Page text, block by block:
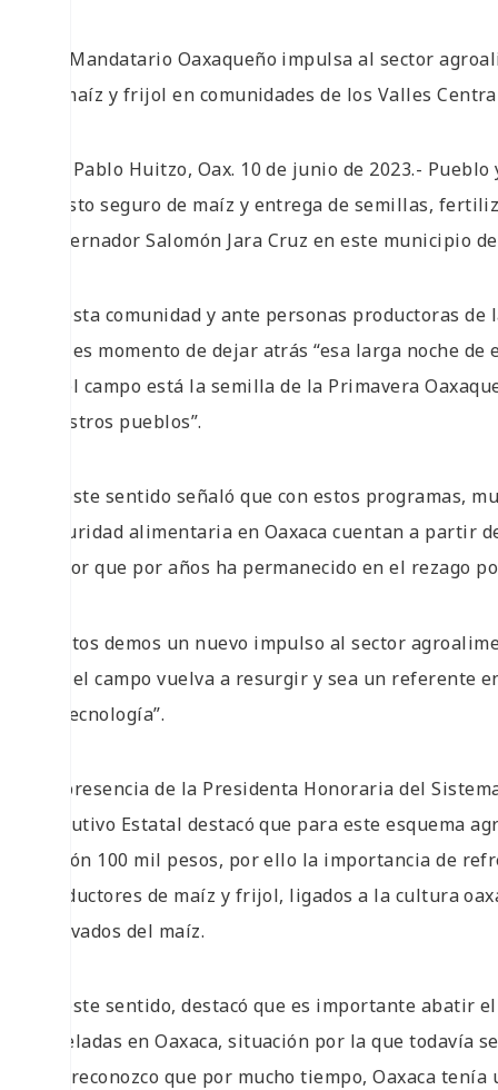
• El Mandatario Oaxaqueño impulsa al sector
de maíz y frijol en comunidades de los Valles
San Pablo Huitzo, Oax. 10 de junio de 2023.-
abasto seguro de maíz y entrega de semillas,
Gobernador Salomón Jara Cruz en este municipio
En esta comunidad y ante personas productoras
que es momento de dejar atrás “esa larga noche
en el campo está la semilla de la Primavera
nuestros pueblos”.
En este sentido señaló que con estos programas,
seguridad alimentaria en Oaxaca cuentan a partir
sector que por años ha permanecido en el
“Juntos demos un nuevo impulso al sector
que el campo vuelva a resurgir y sea un referente
de tecnología”.
En presencia de la Presidenta Honoraria del
Ejecutivo Estatal destacó que para este esquema
millón 100 mil pesos, por ello la importancia de
productores de maíz y frijol, ligados a la cultura
derivados del maíz.
En este sentido, destacó que es importante abatir
toneladas en Oaxaca, situación por la que todavía
eso reconozco que por mucho tiempo, Oaxaca